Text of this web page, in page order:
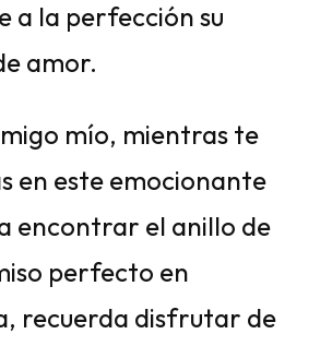
a la perfección su
amor.
mío, mientras te
en este emocionante
encontrar el anillo de
perfecto en
recuerda disfrutar de